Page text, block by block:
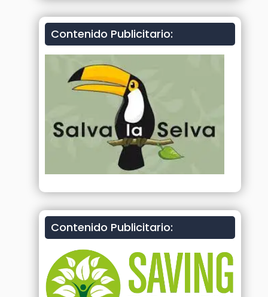
Contenido Publicitario:
Contenido Publicitario: